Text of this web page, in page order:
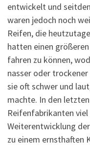
entwickelt und
waren jedoch noch
Reifen, die
hatten einen
fahren zu können,
nasser oder
sie oft schwer und
machte. In den
Reifenfabrikanten
Weiterentwicklung
zu einem ernsthaften